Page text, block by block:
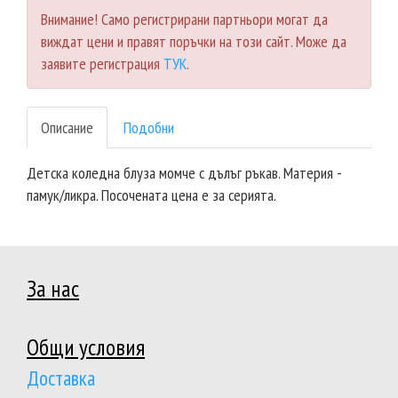
Внимание! Само регистрирани партньори могат да
виждат цени и правят поръчки на този сайт. Може да
заявите регистрация ТУК.
Описание Подобни
Детска коледна блуза момче с дълъг ръкав. Материя -
памук/ликра. Посочената цена е за серията.
За нас
Общи условия
Доставка